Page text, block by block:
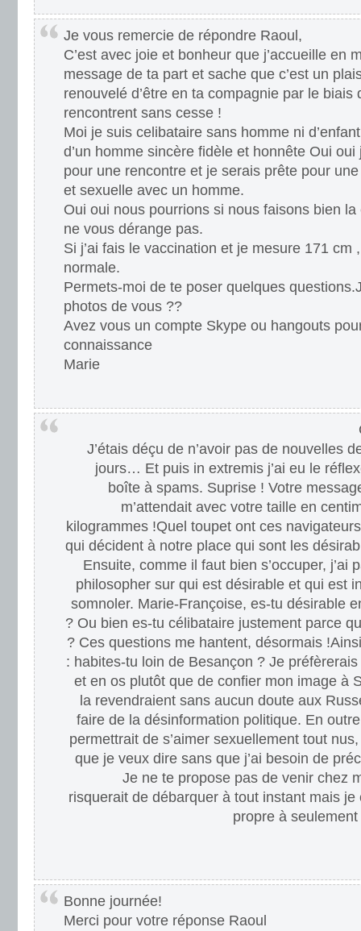
Je vous remercie de répondre Raoul,
C’est avec joie et bonheur que j’accueille en
message de ta part et sache que c’est un
renouvelé d’être en ta compagnie par le biais
rencontrent sans cesse !
Moi je suis celibataire sans homme ni
d’un homme sincère fidèle et honnête Oui
pour une rencontre et je serais prête pour
et sexuelle avec un homme.
Oui oui nous pourrions si nous faisons bien
ne vous dérange pas.
Si j’ai fais le vaccination et je mesure 171 cm
normale.
Permets-moi de te poser quelques
photos de vous ??
Avez vous un compte Skype ou hangouts
connaissance
Marie
J’étais déçu de n’avoir pas de nouvelles
jours… Et puis in extremis j’ai eu le
boîte à spams. Suprise ! Votre
m’attendait avec votre taille en
kilogrammes !Quel toupet ont ces
qui décident à notre place qui sont les
Ensuite, comme il faut bien s’occuper, j’ai
philosopher sur qui est désirable et qui est
somnoler. Marie-Françoise, es-tu désirable
? Ou bien es-tu célibataire justement parce
? Ces questions me hantent, désormais
: habites-tu loin de Besançon ? Je
et en os plutôt que de confier mon image à
la revendraient sans aucun doute aux
faire de la désinformation politique. En
permettrait de s’aimer sexuellement tout
que je veux dire sans que j’ai besoin de
Je ne te propose pas de venir chez
risquerait de débarquer à tout instant mais
propre à
Bonne journée!
Merci pour votre réponse Raoul